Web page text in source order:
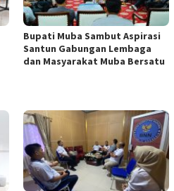
Bupati Muba Sambut Aspirasi
Santun Gabungan Lembaga
dan Masyarakat Muba Bersatu